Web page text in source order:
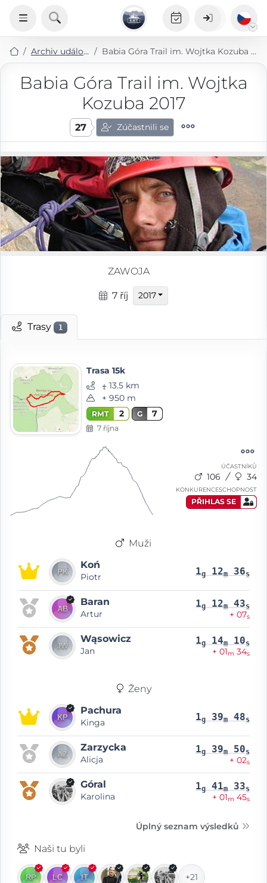
Archiv událostí Babia Góra Trail im. Wojtka Kozuba 2017
Babia Góra Trail im. Wojtka
Kozuba 2017
27 Zúčastnili se
ZAWOJA
7 říj 2017
Trasy 1
Trasa 15k
⨦ 13.5 km
+ 950 m
RMT 2 G 7
7 října
ÚČASTNÍKŮ
106 34
KONKURENCESCHOPNOST
PŘIHLAS SE
Muži
Koń
Piotr 1g 12m 36s
Baran
Artur
1g 12m 43s
+ 07s
Wąsowicz
Jan
1g 14m 10s
+ 01m 34s
Ženy
Pachura
Kinga 1g 39m 48s
Zarzycka
Alicja
1g 39m 50s
+ 02s
Góral
Karolina
1g 41m 33s
+ 01m 45s
Úplný seznam výsledků
Naši tu byli
+21